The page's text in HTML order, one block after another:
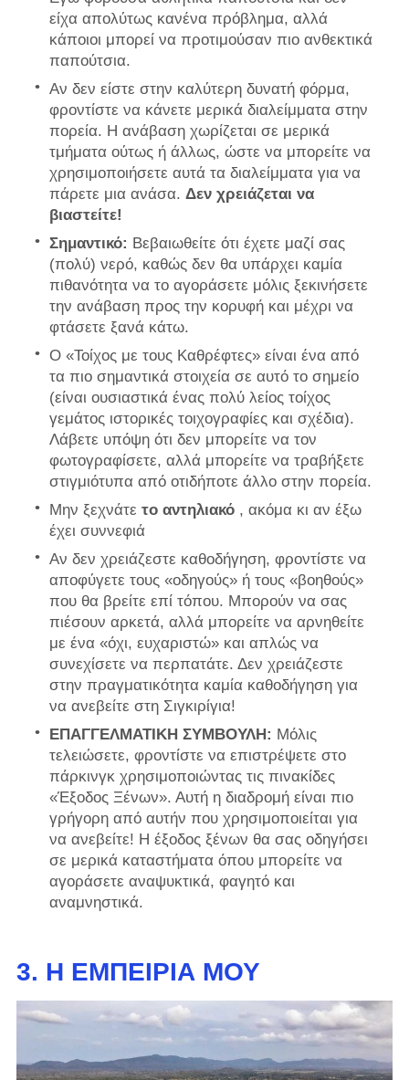
είχα απολύτως κανένα πρόβλημα, αλλά
κάποιοι μπορεί να προτιμούσαν πιο ανθεκτικά
παπούτσια.
Αν δεν είστε στην καλύτερη δυνατή φόρμα,
φροντίστε να κάνετε μερικά διαλείμματα στην
πορεία. Η ανάβαση χωρίζεται σε μερικά
τμήματα ούτως ή άλλως, ώστε να μπορείτε να
χρησιμοποιήσετε αυτά τα διαλείμματα για να
πάρετε μια ανάσα. Δεν χρειάζεται να
βιαστείτε!
Σημαντικό: Βεβαιωθείτε ότι έχετε μαζί σας
(πολύ) νερό, καθώς δεν θα υπάρχει καμία
πιθανότητα να το αγοράσετε μόλις ξεκινήσετε
την ανάβαση προς την κορυφή και μέχρι να
φτάσετε ξανά κάτω.
Ο «Τοίχος με τους Καθρέφτες» είναι ένα από
τα πιο σημαντικά στοιχεία σε αυτό το σημείο
(είναι ουσιαστικά ένας πολύ λείος τοίχος
γεμάτος ιστορικές τοιχογραφίες και σχέδια).
Λάβετε υπόψη ότι δεν μπορείτε να τον
φωτογραφίσετε, αλλά μπορείτε να τραβήξετε
στιγμιότυπα από οτιδήποτε άλλο στην πορεία.
Μην ξεχνάτε το αντηλιακό, ακόμα κι αν έξω
έχει συννεφιά
Αν δεν χρειάζεστε καθοδήγηση, φροντίστε να
αποφύγετε τους «οδηγούς» ή τους «βοηθούς»
που θα βρείτε επί τόπου. Μπορούν να σας
πιέσουν αρκετά, αλλά μπορείτε να αρνηθείτε
με ένα «όχι, ευχαριστώ» και απλώς να
συνεχίσετε να περπατάτε. Δεν χρειάζεστε
στην πραγματικότητα καμία καθοδήγηση για
να ανεβείτε στη Σιγκιρίγια!
ΕΠΑΓΓΕΛΜΑΤΙΚΗ ΣΥΜΒΟΥΛΗ: Μόλις
τελειώσετε, φροντίστε να επιστρέψετε στο
πάρκινγκ χρησιμοποιώντας τις πινακίδες
«Έξοδος Ξένων». Αυτή η διαδρομή είναι πιο
γρήγορη από αυτήν που χρησιμοποιείται για
να ανεβείτε! Η έξοδος ξένων θα σας οδηγήσει
σε μερικά καταστήματα όπου μπορείτε να
αγοράσετε αναψυκτικά, φαγητό και
αναμνηστικά.
3. Η ΕΜΠΕΙΡΊΑ ΜΟΥ